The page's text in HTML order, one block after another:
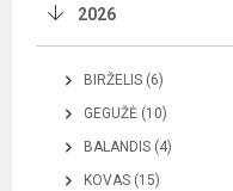
2026
BIRŽELIS (6)
GEGUŽĖ (10)
BALANDIS (4)
KOVAS (15)